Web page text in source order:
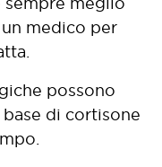
medico per
possono
di cortisone